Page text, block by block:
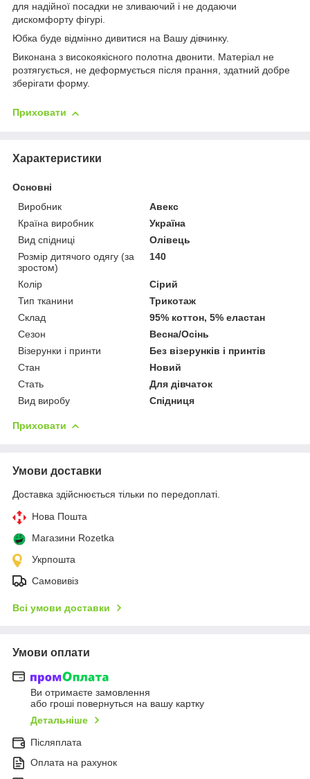
для надійної посадки не зливаючий і не додаючи
дискомфорту фігурі.
Юбка буде відмінно дивитися на Вашу дівчинку.
Виконана з високоякісного полотна двонити. Матеріал не
розтягується, не деформується після прання, здатний добре
зберігати форму.
Приховати
Характеристики
Основні
Виробник
Авекс
Країна виробник
Україна
Вид спідниці
Олівець
Розмір дитячого одягу (за
зростом)
140
Колір
Сірий
Тип тканини
Трикотаж
Склад
95% коттон, 5% еластан
Сезон
Весна/Осінь
Візерунки і принти
Без візерунків і принтів
Стан
Новий
Стать
Для дівчаток
Вид виробу
Спідниця
Приховати
Умови доставки
Доставка здійснюється тільки по передоплаті.
Нова Пошта
Магазини Rozetka
Укрпошта
Самовивіз
Всі умови доставки
Умови оплати
Ви отримаєте замовлення
або гроші повернуться на вашу картку
Детальніше
Післяплата
Оплата на рахунок